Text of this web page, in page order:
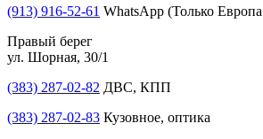
(913) 916-52-61 WhatsApp (Только
Правый берег
ул. Шорная, 30/1
(383) 287-02-82 ДВС, КПП
(383) 287-02-83 Кузовное, оптика